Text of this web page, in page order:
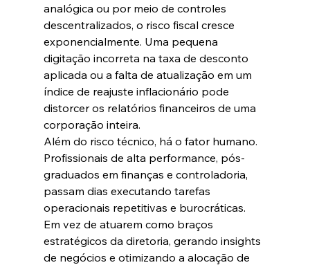
analógica ou por meio de controles
descentralizados, o risco fiscal cresce
exponencialmente. Uma pequena
digitação incorreta na taxa de desconto
aplicada ou a falta de atualização em um
índice de reajuste inflacionário pode
distorcer os relatórios financeiros de uma
corporação inteira.
Além do risco técnico, há o fator humano.
Profissionais de alta performance, pós-
graduados em finanças e controladoria,
passam dias executando tarefas
operacionais repetitivas e burocráticas.
Em vez de atuarem como braços
estratégicos da diretoria, gerando insights
de negócios e otimizando a alocação de